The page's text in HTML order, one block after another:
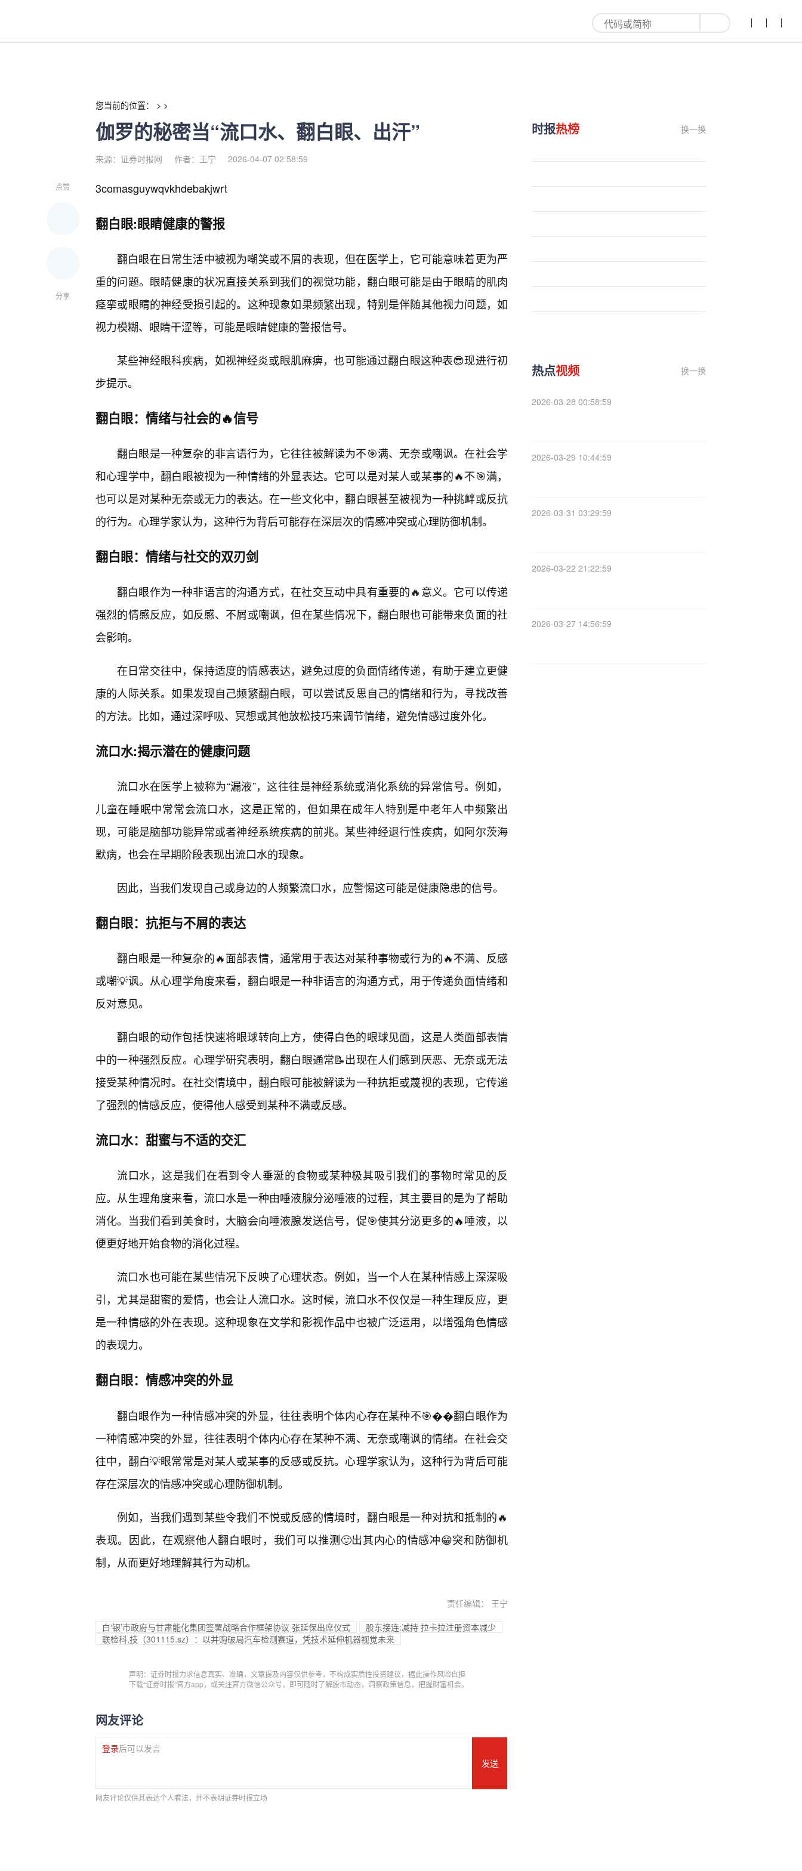
您当前的位置： > >
伽罗的秘密当“流口水、翻白眼、出汗”
来源：证券时报网 作者：王宁 2026-04-07 02:58:59
点赞
分享
3comasguywqvkhdebakjwrt
翻白眼:眼睛健康的警报
翻白眼在日常生活中被视为嘲笑或不屑的表现，但在医学上，它可能意味着更为严
重的问题。眼睛健康的状况直接关系到我们的视觉功能，翻白眼可能是由于眼睛的肌肉
痉挛或眼睛的神经受损引起的。这种现象如果频繁出现，特别是伴随其他视力问题，如
视力模糊、眼睛干涩等，可能是眼睛健康的警报信号。
某些神经眼科疾病，如视神经炎或眼肌麻痹，也可能通过翻白眼这种表😎现进行初
步提示。
翻白眼：情绪与社会的🔥信号
翻白眼是一种复杂的非言语行为，它往往被解读为不🎯满、无奈或嘲讽。在社会学
和心理学中，翻白眼被视为一种情绪的外显表达。它可以是对某人或某事的🔥不🎯满，
也可以是对某种无奈或无力的表达。在一些文化中，翻白眼甚至被视为一种挑衅或反抗
的行为。心理学家认为，这种行为背后可能存在深层次的情感冲突或心理防御机制。
翻白眼：情绪与社交的双刃剑
翻白眼作为一种非语言的沟通方式，在社交互动中具有重要的🔥意义。它可以传递
强烈的情感反应，如反感、不屑或嘲讽，但在某些情况下，翻白眼也可能带来负面的社
会影响。
在日常交往中，保持适度的情感表达，避免过度的负面情绪传递，有助于建立更健
康的人际关系。如果发现自己频繁翻白眼，可以尝试反思自己的情绪和行为，寻找改善
的方法。比如，通过深呼吸、冥想或其他放松技巧来调节情绪，避免情感过度外化。
流口水:揭示潜在的健康问题
流口水在医学上被称为“漏液”，这往往是神经系统或消化系统的异常信号。例如，
儿童在睡眠中常常会流口水，这是正常的，但如果在成年人特别是中老年人中频繁出
现，可能是脑部功能异常或者神经系统疾病的前兆。某些神经退行性疾病，如阿尔茨海
默病，也会在早期阶段表现出流口水的现象。
因此，当我们发现自己或身边的人频繁流口水，应警惕这可能是健康隐患的信号。
翻白眼：抗拒与不屑的表达
翻白眼是一种复杂的🔥面部表情，通常用于表达对某种事物或行为的🔥不满、反感
或嘲💡讽。从心理学角度来看，翻白眼是一种非语言的沟通方式，用于传递负面情绪和
反对意见。
翻白眼的动作包括快速将眼球转向上方，使得白色的眼球见面，这是人类面部表情
中的一种强烈反应。心理学研究表明，翻白眼通常📝出现在人们感到厌恶、无奈或无法
接受某种情况时。在社交情境中，翻白眼可能被解读为一种抗拒或蔑视的表现，它传递
了强烈的情感反应，使得他人感受到某种不满或反感。
流口水：甜蜜与不适的交汇
流口水，这是我们在看到令人垂涎的食物或某种极其吸引我们的事物时常见的反
应。从生理角度来看，流口水是一种由唾液腺分泌唾液的过程，其主要目的是为了帮助
消化。当我们看到美食时，大脑会向唾液腺发送信号，促🎯使其分泌更多的🔥唾液，以
便更好地开始食物的消化过程。
流口水也可能在某些情况下反映了心理状态。例如，当一个人在某种情感上深深吸
引，尤其是甜蜜的爱情，也会让人流口水。这时候，流口水不仅仅是一种生理反应，更
是一种情感的外在表现。这种现象在文学和影视作品中也被广泛运用，以增强角色情感
的表现力。
翻白眼：情感冲突的外显
翻白眼作为一种情感冲突的外显，往往表明个体内心存在某种不🎯��翻白眼作为
一种情感冲突的外显，往往表明个体内心存在某种不满、无奈或嘲讽的情绪。在社会交
往中，翻白💡眼常常是对某人或某事的反感或反抗。心理学家认为，这种行为背后可能
存在深层次的情感冲突或心理防御机制。
例如，当我们遇到某些令我们不悦或反感的情境时，翻白眼是一种对抗和抵制的🔥
表现。因此，在观察他人翻白眼时，我们可以推测🙂出其内心的情感冲😁突和防御机
制，从而更好地理解其行为动机。
责任编辑： 王宁
白‘银’市政府与甘肃能化集团签署战略合作框架协议 张延保出席仪式
股东接连:减持 拉卡拉注册资本减少
联检科,技（301115.sz）：以并购破局汽车检测赛道，凭技术延伸机器视觉未来
声明：证券时报力求信息真实、准确，文章提及内容仅供参考，不构成实质性投资建议，据此操作风险自担
下载“证券时报”官方app，或关注官方微信公众号，即可随时了解股市动态，洞察政策信息，把握财富机会。
网友评论
登录后可以发言
发送
网友评论仅供其表达个人看法，并不表明证券时报立场
时报热榜 换一换
热点视频 换一换
2026-03-28 00:58:59
2026-03-29 10:44:59
2026-03-31 03:29:59
2026-03-22 21:22:59
2026-03-27 14:56:59